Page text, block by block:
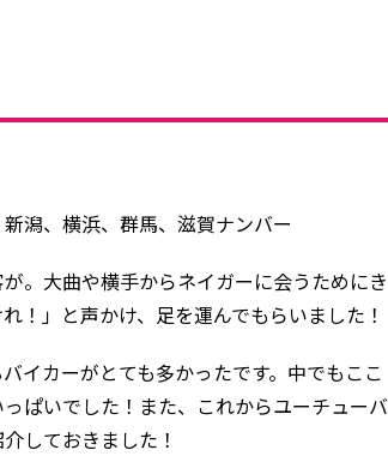
潟、横浜、群馬、滋賀ナンバー
。大曲や横手からネイガーに会うためにき
！」と声かけ、足を運んでもらいました！
イカーがとても多かったです。中でもここ
ぱいでした！また、これからユーチューバ
しておきました！